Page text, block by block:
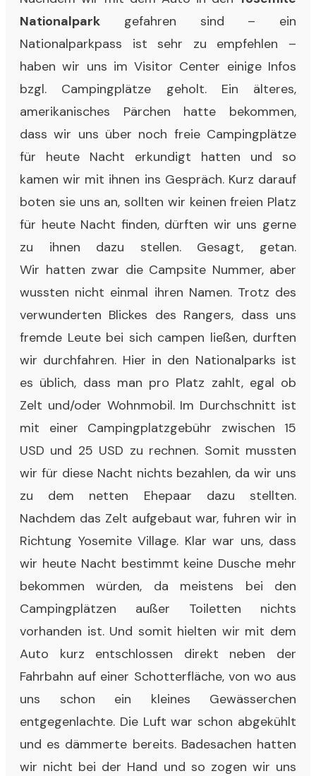
Nationalpark gefahren sind – ein
Nationalparkpass ist sehr zu empfehlen –
haben wir uns im Visitor Center einige Infos
bzgl. Campingplätze geholt. Ein älteres,
amerikanisches Pärchen hatte bekommen,
dass wir uns über noch freie Campingplätze
für heute Nacht erkundigt hatten und so
kamen wir mit ihnen ins Gespräch. Kurz darauf
boten sie uns an, sollten wir keinen freien Platz
für heute Nacht finden, dürften wir uns gerne
zu ihnen dazu stellen. Gesagt, getan.
Wir hatten zwar die Campsite Nummer, aber
wussten nicht einmal ihren Namen. Trotz des
verwunderten Blickes des Rangers, dass uns
fremde Leute bei sich campen ließen, durften
wir durchfahren. Hier in den Nationalparks ist
es üblich, dass man pro Platz zahlt, egal ob
Zelt und/oder Wohnmobil. Im Durchschnitt ist
mit einer Campingplatzgebühr zwischen 15
USD und 25 USD zu rechnen. Somit mussten
wir für diese Nacht nichts bezahlen, da wir uns
zu dem netten Ehepaar dazu stellten.
Nachdem das Zelt aufgebaut war, fuhren wir in
Richtung Yosemite Village. Klar war uns, dass
wir heute Nacht bestimmt keine Dusche mehr
bekommen würden, da meistens bei den
Campingplätzen außer Toiletten nichts
vorhanden ist. Und somit hielten wir mit dem
Auto kurz entschlossen direkt neben der
Fahrbahn auf einer Schotterfläche, von wo aus
uns schon ein kleines Gewässerchen
entgegenlachte. Die Luft war schon abgekühlt
und es dämmerte bereits. Badesachen hatten
wir nicht bei der Hand und so zogen wir uns